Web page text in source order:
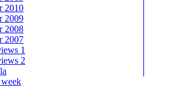
2010
2009
2008
2007
1
2